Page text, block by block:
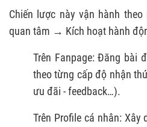
Chiến lược này vận hành
quan tâm → Kích hoạt hành
Trên Fanpage: Đăng bài
theo từng cấp độ nhận
ưu đãi - feedback…).
Trên Profile cá nhân: